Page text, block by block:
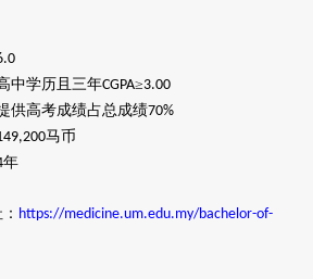
中学历且三年CGPA≥3.00
供高考成绩占总成绩70%
马币
年
https://medicine.um.edu.my/bachelor-of-